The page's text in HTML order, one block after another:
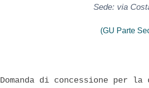
Sede: via
(GU Parte
Domanda di concessione per